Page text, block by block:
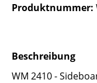
Produktnummer:
Beschreibung
WM 2410 -